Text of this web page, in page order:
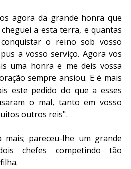
agora da grande honra que
a esta terra, e quantas
o reino sob vosso
a vosso serviço. Agora vos
uma honra e me deis vossa
sempre ansiou. E é mais
este pedido do que a esses
o mal, tanto em vosso
outros reis".
pareceu-lhe um grande
chefes competindo tão